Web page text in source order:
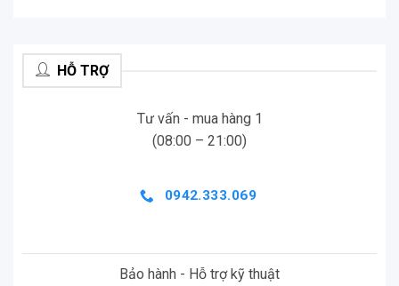
HỖ TRỢ
Tư vấn - mua hàng 1
(08:00 – 21:00)
0942.333.069
Bảo hành - Hỗ trợ kỹ thuật